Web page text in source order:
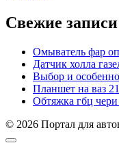
Свежие записи
Омыватель фар
Датчик холла
Выбор и
Планшет на ваз
Обтяжка гбц чери
© 2026 Портал для